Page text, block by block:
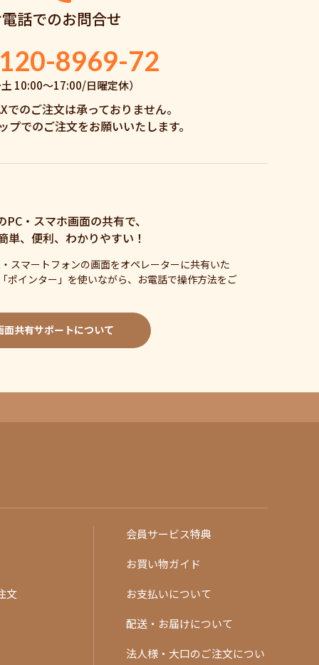
話でのお問合せ
8969-72
土 10:00〜17:00/日曜定休）
のご注文は承っておりません。
プでのご注文をお願いいたします。
PC・スマホ画面の共有で、
単、便利、わかりやすい！
スマートフォンの画面をオペレーターに共有いた
ポインター」を使いながら、お電話で操作方法をご
面共有サポートについて
文
会員サービス特典
お買い物ガイド
お支払いについて
配送・お届けについて
法人様・大口のご注文につい